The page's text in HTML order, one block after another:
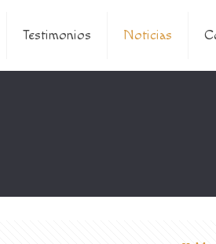
Testimonios Noticias